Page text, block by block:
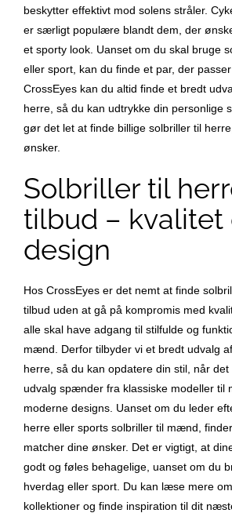
beskytter effektivt mod solens stråler.
er særligt populære blandt dem, der
et sporty look. Uanset om du skal bruge
eller sport, kan du finde et par, der
CrossEyes kan du altid finde et bredt
herre, så du kan udtrykke din personlige
gør det let at finde billige solbriller til
ønsker.
Solbriller til
tilbud – kvalitet
design
Hos CrossEyes er det nemt at finde
tilbud uden at gå på kompromis med
alle skal have adgang til stilfulde og
mænd. Derfor tilbyder vi et bredt udvalg
herre, så du kan opdatere din stil, når
udvalg spænder fra klassiske modeller til
moderne designs. Uanset om du leder
herre eller sports solbriller til mænd,
matcher dine ønsker. Det er vigtigt, at
godt og føles behagelige, uanset om du
hverdag eller sport. Du kan læse mere
kollektioner og finde inspiration til dit